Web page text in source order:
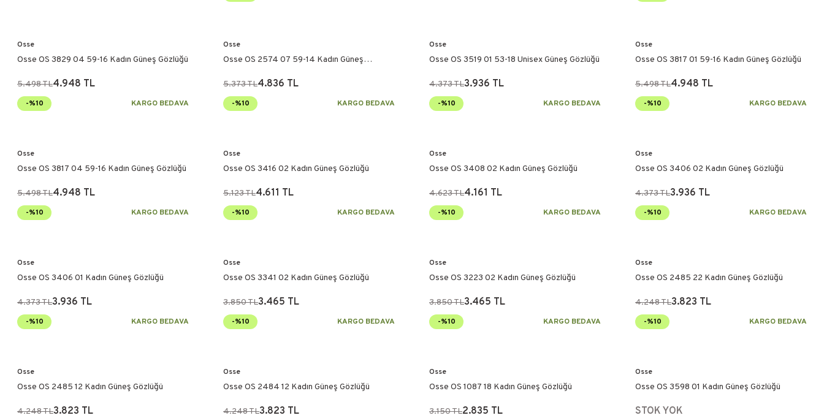
Osse
Osse OS 3829 04 59-16 Kadın Güneş Gözlüğü
5.498 TL4.948 TL
-%10 KARGO BEDAVA
Osse
Osse OS 2574 07 59-14 Kadın Güneş
5.373 TL4.836 TL
-%10 KARGO BEDAVA
Osse
Osse OS 3519 01 53-18 Unisex Güneş Gözlüğü
4.373 TL3.936 TL
-%10 KARGO BEDAVA
Osse
Osse OS 3817 01 59-16 Kadın Güneş Gözlüğü
5.498 TL4.948 TL
-%10 KARGO BEDAVA
Osse
Osse OS 3817 04 59-16 Kadın Güneş Gözlüğü
5.498 TL4.948 TL
-%10 KARGO BEDAVA
Osse
Osse OS 3416 02 Kadın Güneş Gözlüğü
5.123 TL4.611 TL
-%10 KARGO BEDAVA
Osse
Osse OS 3408 02 Kadın Güneş Gözlüğü
4.623 TL4.161 TL
-%10 KARGO BEDAVA
Osse
Osse OS 3406 02 Kadın Güneş Gözlüğü
4.373 TL3.936 TL
-%10 KARGO BEDAVA
Osse
Osse OS 3406 01 Kadın Güneş Gözlüğü
4.373 TL3.936 TL
-%10 KARGO BEDAVA
Osse
Osse OS 3341 02 Kadın Güneş Gözlüğü
3.850 TL3.465 TL
-%10 KARGO BEDAVA
Osse
Osse OS 3223 02 Kadın Güneş Gözlüğü
3.850 TL3.465 TL
-%10 KARGO BEDAVA
Osse
Osse OS 2485 22 Kadın Güneş Gözlüğü
4.248 TL3.823 TL
-%10 KARGO BEDAVA
Osse
Osse OS 2485 12 Kadın Güneş Gözlüğü
4.248 TL3.823 TL
Osse
Osse OS 2484 12 Kadın Güneş Gözlüğü
4.248 TL3.823 TL
Osse
Osse OS 1087 18 Kadın Güneş Gözlüğü
3.150 TL2.835 TL
Osse
Osse OS 3598 01 Kadın Güneş Gözlüğü
STOK YOK